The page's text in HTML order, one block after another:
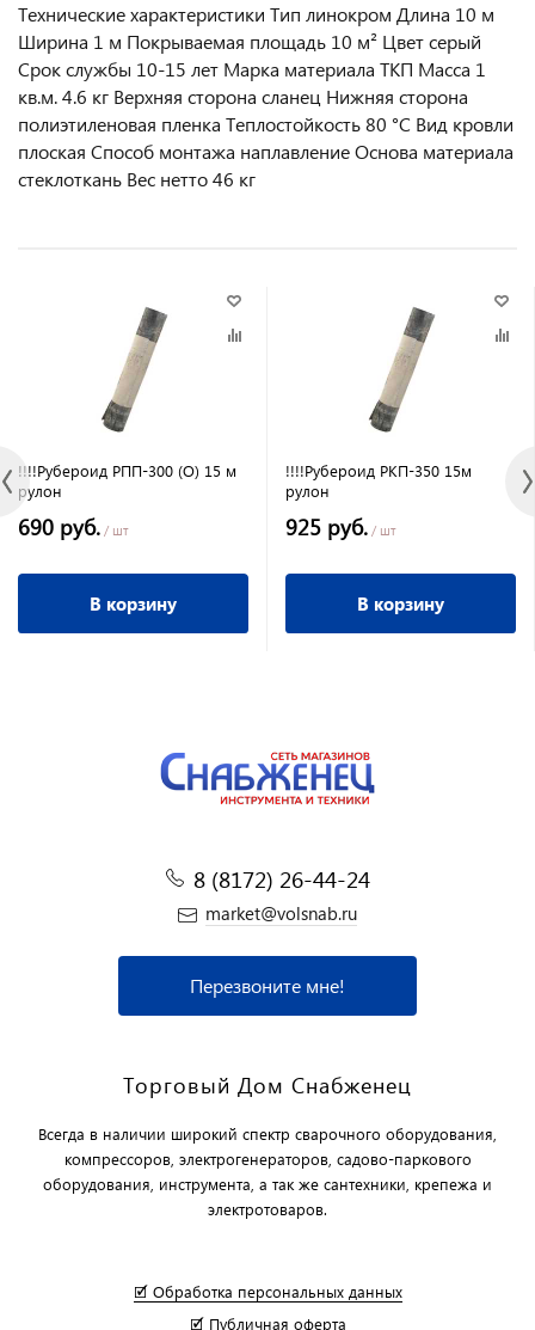
Технические характеристики Тип линокром Длина 10 м
Ширина 1 м Покрываемая площадь 10 м² Цвет серый
Срок службы 10-15 лет Марка материала ТКП Масса 1
кв.м. 4.6 кг Верхняя сторона сланец Нижняя сторона
полиэтиленовая пленка Теплостойкость 80 °С Вид кровли
плоская Способ монтажа наплавление Основа материала
стеклоткань Вес нетто 46 кг
!!!!Рубероид РПП-300 (О) 15 м
рулон
690 руб. / шт
В корзину
!!!!Рубероид РКП-350 15м
рулон
925 руб. / шт
В корзину
8 (8172) 26-44-24
market@volsnab.ru
Перезвоните мне!
Торговый Дом Снабженец
Всегда в наличии широкий спектр сварочного оборудования,
компрессоров, электрогенераторов, садово-паркового
оборудования, инструмента, а так же сантехники, крепежа и
электротоваров.
🗹 Обработка персональных данных
🗹 Публичная оферта